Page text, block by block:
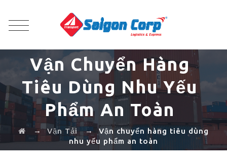
Vận Chuyển Hàng
Tiêu Dùng Nhu Yếu
Phẩm An Toàn
→Vận Tải →Vận chuyển hàng tiêu dùng
nhu yếu phẩm an toàn